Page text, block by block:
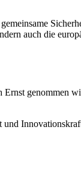
auch die
genommen